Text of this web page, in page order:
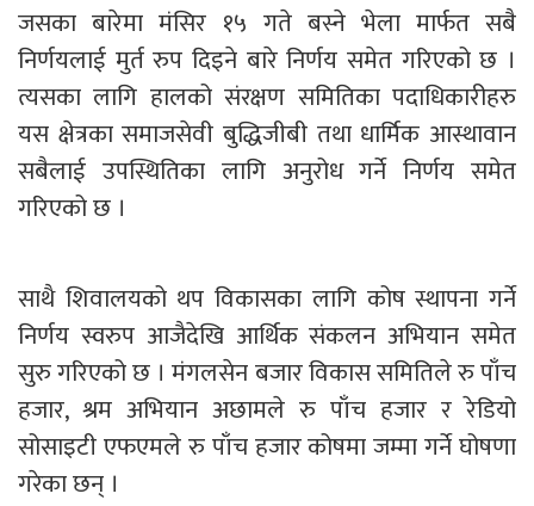
जसका बारेमा मंसिर १५ गते बस्ने भेला मार्फत सबै
निर्णयलाई मुर्त रुप दिइने बारे निर्णय समेत गरिएको छ ।
त्यसका लागि हालको संरक्षण समितिका पदाधिकारीहरु
यस क्षेत्रका समाजसेवी बुद्धिजीबी तथा धार्मिक आस्थावान
सबैलाई उपस्थितिका लागि अनुरोध गर्ने निर्णय समेत
गरिएको छ ।
साथै शिवालयको थप विकासका लागि कोष स्थापना गर्ने
निर्णय स्वरुप आजैदेखि आर्थिक संकलन अभियान समेत
सुरु गरिएको छ । मंगलसेन बजार विकास समितिले रु पाँच
हजार, श्रम अभियान अछामले रु पाँच हजार र रेडियो
सोसाइटी एफएमले रु पाँच हजार कोषमा जम्मा गर्ने घोषणा
गरेका छन् ।